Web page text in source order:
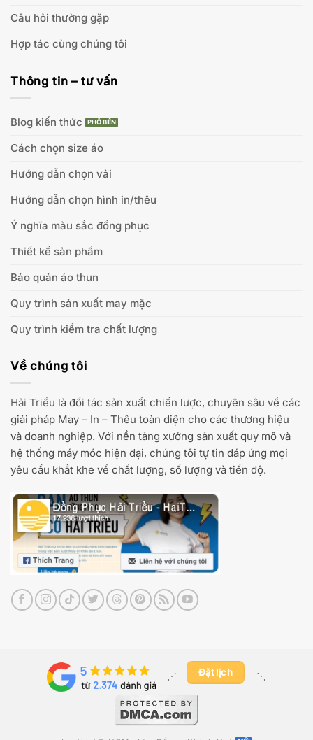
Câu hỏi thường gặp
Hợp tác cùng chúng tôi
Thông tin – tư vấn
Blog kiến thức
Cách chọn size áo
Hướng dẫn chọn vải
Hướng dẫn chọn hình in/thêu
Ý nghĩa màu sắc đồng phục
Thiết kế sản phẩm
Bảo quản áo thun
Quy trình sản xuất may mặc
Quy trình kiểm tra chất lượng
Về chúng tôi
Hải Triều là đối tác sản xuất chiến lược, chuyên sâu về các
giải pháp May – In – Thêu toàn diện cho các thương hiệu
và doanh nghiệp. Với nền tảng xưởng sản xuất quy mô và
hệ thống máy móc hiện đại, chúng tôi tự tin đáp ứng mọi
yêu cầu khắt khe về chất lượng, số lượng và tiến độ.
⋰ ​ Đặt lịch ⋱